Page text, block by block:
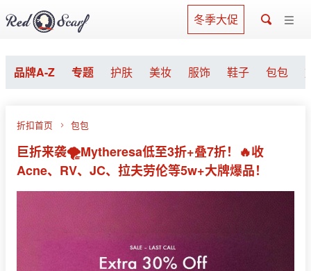
冬季大促
品牌A-Z 专题 护肤 美妆 服饰 鞋子 包包
折扣首页 包包
巨折来袭🌪Mytheresa低至3折+叠7折！🔥收
Acne、RV、JC、拉夫劳伦等5w+大牌爆品！